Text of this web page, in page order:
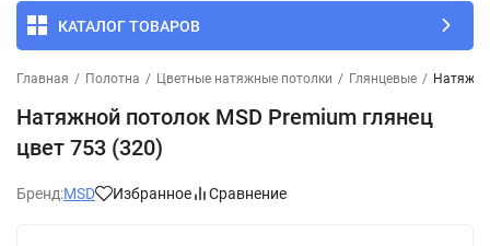
КАТАЛОГ ТОВАРОВ
Главная / Полотна / Цветные натяжные потолки / Глянцевые /
Натяжной потолок MSD Premium глянец
цвет 753 (320)
Бренд:MSD Избранное Сравнение